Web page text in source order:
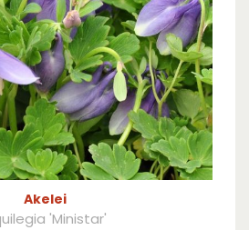
Akelei
'Ministar'